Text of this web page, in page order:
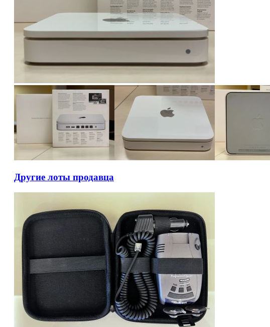
Другие лоты продавца